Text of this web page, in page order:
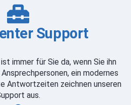
Support
immer für Sie da, wenn Sie ihn
ein modernes
Antwortzeiten zeichnen unseren
aus.